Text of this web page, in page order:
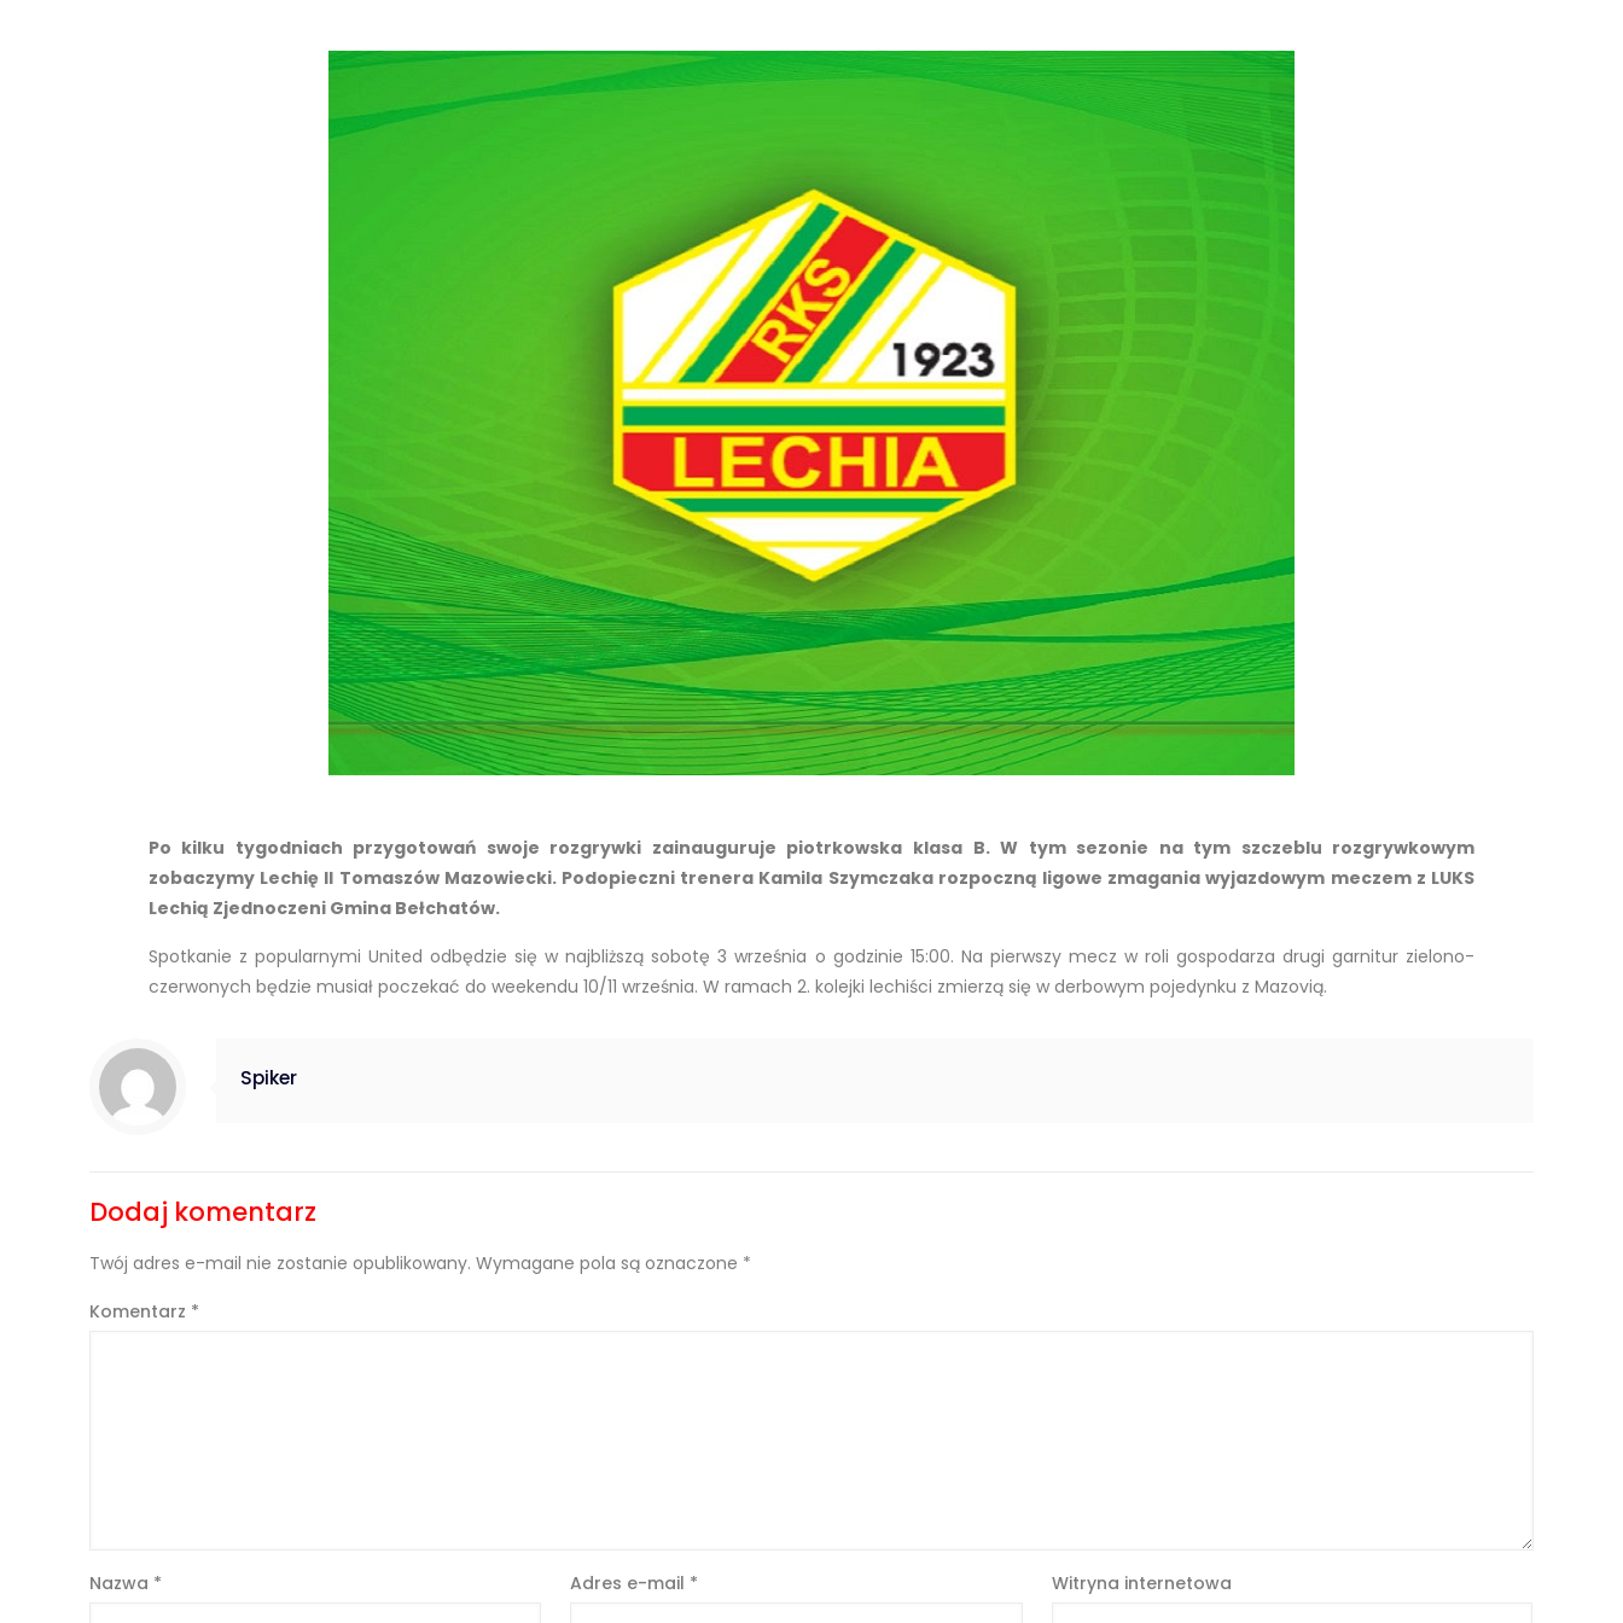
Po kilku tygodniach przygotowań swoje rozgrywki zainauguruje piotrkowska klasa B. W tym sezonie na tym szczeblu rozgrywkowym
zobaczymy Lechię II Tomaszów Mazowiecki. Podopieczni trenera Kamila Szymczaka rozpoczną ligowe zmagania wyjazdowym meczem z LUKS
Lechią Zjednoczeni Gmina Bełchatów.
Spotkanie z popularnymi United odbędzie się w najbliższą sobotę 3 września o godzinie 15:00. Na pierwszy mecz w roli gospodarza drugi garnitur zielono-
czerwonych będzie musiał poczekać do weekendu 10/11 września. W ramach 2. kolejki lechiści zmierzą się w derbowym pojedynku z Mazovią.
Spiker
Dodaj komentarz
Twój adres e-mail nie zostanie opublikowany. Wymagane pola są oznaczone *
Komentarz *
Nazwa * Adres e-mail * Witryna internetowa